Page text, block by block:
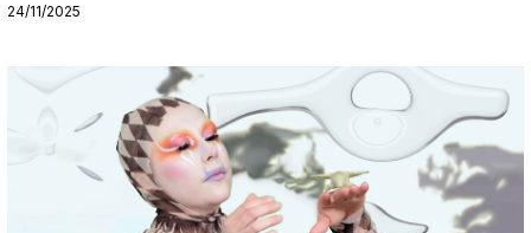
24/11/2025